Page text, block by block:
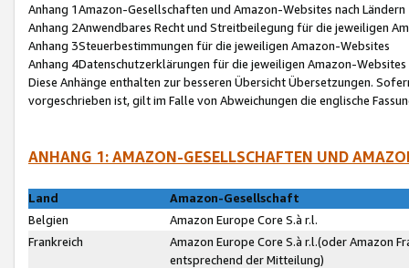
Anhang 1Amazon-Gesellschaften und Amazon-Websites nach Ländern
Anhang 2Anwendbares Recht und Streitbeilegung für die jeweiligen
Anhang 3Steuerbestimmungen für die jeweiligen Amazon-Websites
Anhang 4Datenschutzerklärungen für die jeweiligen Amazon-Websites
Diese Anhänge enthalten zur besseren Übersicht Übersetzungen.
vorgeschrieben ist, gilt im Falle von Abweichungen die englische
ANHANG 1: AMAZON-GESELLSCHAFTEN UND
Land
Amazon-Gesellschaft
Belgien
Amazon Europe Core S.à r.l.
Frankreich
Amazon Europe Core S.à r.l.(oder Amazon
entsprechend der Mitteilung)